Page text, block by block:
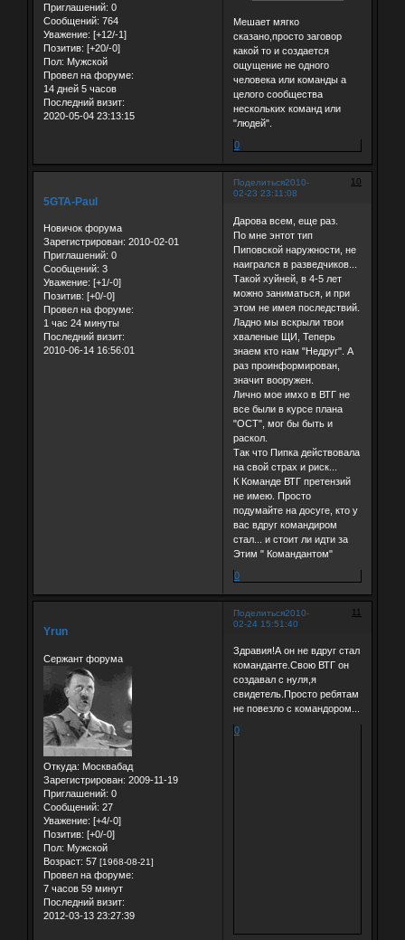
Приглашений: 0
Сообщений: 764
Уважение: [+12/-1]
Позитив: [+20/-0]
Пол: Мужской
Провел на форуме:
14 дней 5 часов
Последний визит:
2020-05-04 23:13:15
Мешает мягко
сказано,просто заговор
какой то и создается
ощущение не одного
человека или команды а
целого сообщества
нескольких команд или
"людей".
0
Поделиться 10
2010-
02-23 23:11:08
5GTA-Paul
Новичок форума
Зарегистрирован: 2010-02-01
Приглашений: 0
Сообщений: 3
Уважение: [+1/-0]
Позитив: [+0/-0]
Провел на форуме:
1 час 24 минуты
Последний визит:
2010-06-14 16:56:01
Дарова всем, еще раз.
По мне энтот тип
Пиповской наружности, не
наигрался в разведчиков...
Такой хуйней, в 4-5 лет
можно заниматься, и при
этом не имея последствий.
Ладно мы вскрыли твои
хваленые ЩИ, Теперь
знаем кто нам "Недруг". А
раз проинформирован,
значит вооружен.
Лично мое имхо в ВТГ не
все были в курсе плана
"ОСТ", мог бы быть и
раскол.
Так что Пипка действовала
на свой страх и риск...
К Команде ВТГ претензий
не имею. Просто
подумайте на досуге, кто у
вас вдруг командиром
стал... и стоит ли идти за
Этим " Командантом"
0
Поделиться 11
2010-
02-24 15:51:40
Yrun
Сержант форума
Откуда: Москвабад
Зарегистрирован: 2009-11-19
Приглашений: 0
Сообщений: 27
Уважение: [+4/-0]
Позитив: [+0/-0]
Пол: Мужской
Возраст: 57 [1968-08-21]
Провел на форуме:
7 часов 59 минут
Последний визит:
2012-03-13 23:27:39
Здравия!А он не вдруг стал
команданте.Свою ВТГ он
создавал с нуля,я
свидетель.Просто ребятам
не повезло с командором...
0